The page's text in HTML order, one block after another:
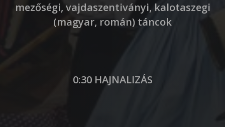
mezőségi, vajdaszentiványi, kalotaszegi
(magyar, román) táncok
0:30 HAJNALIZÁS